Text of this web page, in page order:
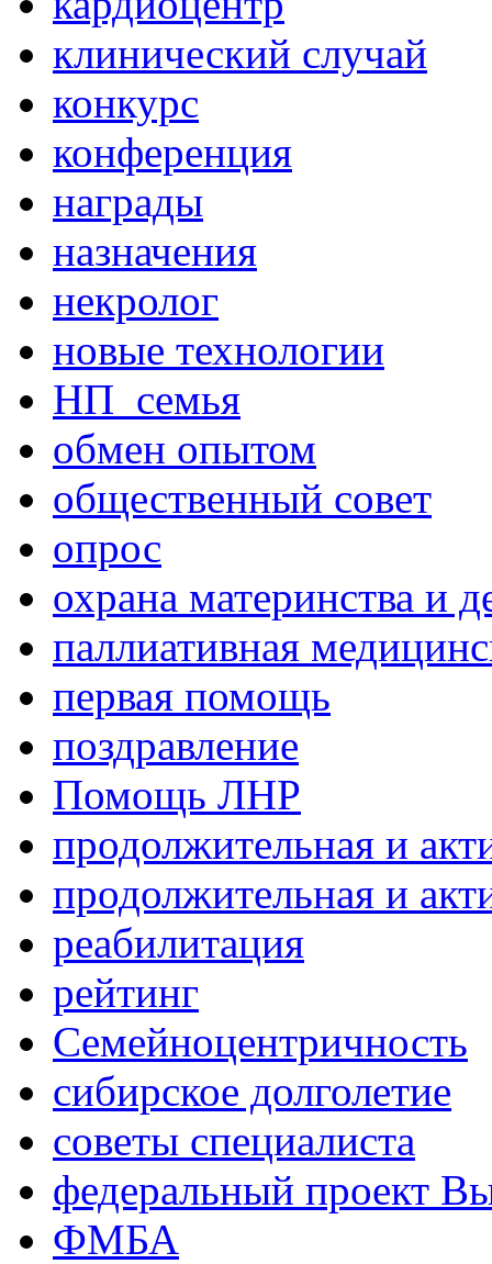
клинический случай
конкурс
конференция
награды
назначения
некролог
новые технологии
НП_семья
обмен опытом
общественный совет
опрос
охрана материнства и
паллиативная
первая помощь
поздравление
Помощь ЛНР
продолжительная и
продолжительная и
реабилитация
рейтинг
Семейноцентричность
сибирское долголетие
советы специалиста
федеральный проект
ФМБА